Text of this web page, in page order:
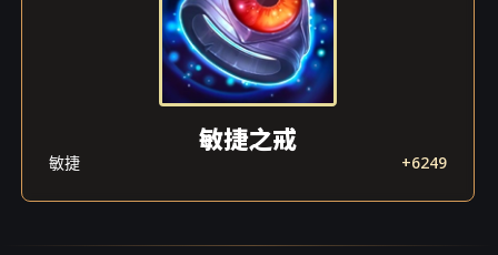
敏捷之戒
敏捷 +6249